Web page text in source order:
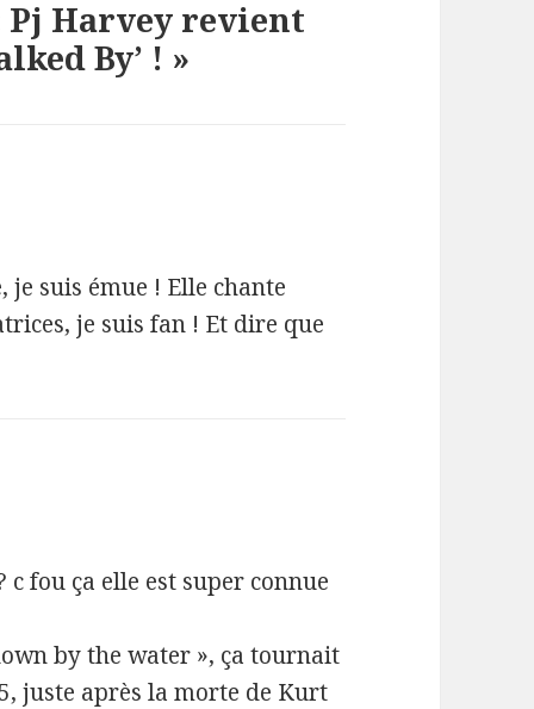
Pj Harvey revient
By’ ! »
suis émue ! Elle chante
je suis fan ! Et dire que
fou ça elle est super connue
by the water », ça tournait
juste après la morte de Kurt